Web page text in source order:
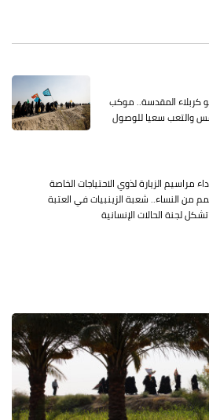
كربلاء المقدسة.. موكب
والتعب سعيا للوصول
مراسيم الزيارة لذوي الاحتياجات الخاصة
من النساء.. شعبة الزينبيات في العتبة
لجنة الحالات الإنسانية